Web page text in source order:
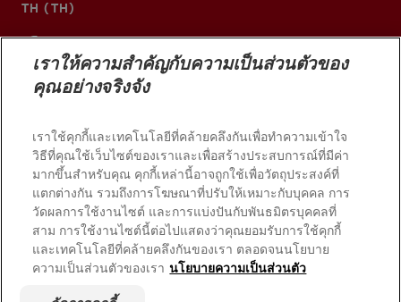
TH (TH)
© 2026 บริษัท คอลเกต-ปาล์มโอลีฟ สงวนลิขสิทธิ์
เงื่อนไขการใช้งาน
เราให้ความสำคัญกับความเป็นส่วนตัวของ
คุณอย่างจริงจัง
เราใช้คุกกี้และเทคโนโลยีที่คล้ายคลึงกันเพื่อทำความเข้าใจ
วิธีที่คุณใช้เว็บไซต์ของเราและเพื่อสร้างประสบการณ์ที่มีค่า
มากขึ้นสำหรับคุณ คุกกี้เหล่านี้อาจถูกใช้เพื่อวัตถุประสงค์ที่
แตกต่างกัน รวมถึงการโฆษณาที่ปรับให้เหมาะกับบุคคล การ
วัดผลการใช้งานไซต์ และการแบ่งปันกับพันธมิตรบุคคลที่
สาม การใช้งานไซต์นี้ต่อไปแสดงว่าคุณยอมรับการใช้คุกกี้
และเทคโนโลยีที่คล้ายคลึงกันของเรา ตลอดจนนโยบาย
ความเป็นส่วนตัวของเรา นโยบายความเป็นส่วนตัว